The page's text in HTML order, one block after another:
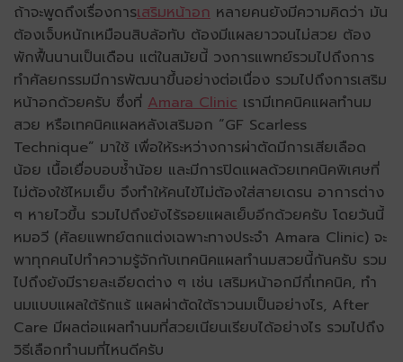
ถ้าจะพูดถึงเรื่องการเสริมหน้าอก หลายคนยังมีความคิดว่า มัน
ต้องเจ็บหนักเหมือนสิบล้อทับ ต้องมีแผลยาวจนไม่สวย ต้อง
พักฟื้นนานเป็นเดือน แต่ในสมัยนี้ วงการแพทย์รวมไปถึงการ
ทำศัลยกรรมมีการพัฒนาขึ้นอย่างต่อเนื่อง รวมไปถึงการเสริม
หน้าอกด้วยครับ ซึ่งที่ Amara Clinic เรามีเทคนิคแผลทำนม
สวย หรือเทคนิคแผลหลังเสริมอก “GF Scarless
Technique” มาใช้ เพื่อให้ระหว่างการผ่าตัดมีการเสียเลือด
น้อย เนื้อเยื่อบอบช้ำน้อย และมีการปิดแผลด้วยเทคนิคพิเศษที่
ไม่ต้องใช้ไหมเย็บ จึงทำให้คนไข้ไม่ต้องใส่สายเดรน อาการต่าง
ๆ หายไวขึ้น รวมไปถึงยังไร้รอยแผลเย็บอีกด้วยครับ โดยวันนี้
หมอวี (ศัลยแพทย์ตกแต่งเฉพาะทางประจำ Amara Clinic) จะ
พาทุกคนไปทำความรู้จักกับเทคนิคแผลทำนมสวยนี้กันครับ รวม
ไปถึงยังมีรายละเอียดต่าง ๆ เช่น เสริมหน้าอกมีกี่เทคนิค, ทำ
นมแบบแผลใต้รักแร้ แผลผ่าตัดใต้ราวนมเป็นอย่างไร, After
Care มีผลต่อแผลทำนมที่สวยเนียนเรียบได้อย่างไร รวมไปถึง
วิธีเลือกทำนมที่ไหนดีครับ